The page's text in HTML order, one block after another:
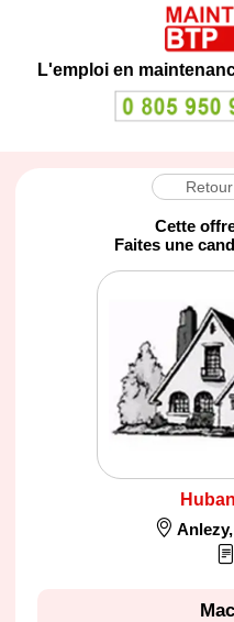
L'emploi en
Cette
Faites une
Anlezy,